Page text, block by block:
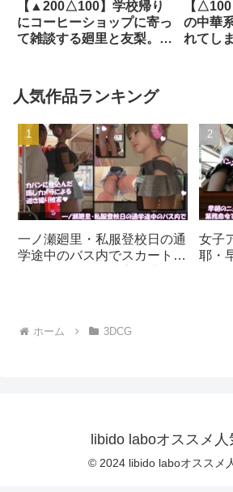
【▲200△100】学校帰り
にコーヒーショップに寄っ
て雑談する廻里と友梨。
d_306573│ Libido-Labo
【
の中華
れてし
人気作品ランキング
一ノ瀬廻里・私服登校日の通
学途中のバス内でスカート内
女子
耶・
ホーム 3DCG
libido laboオススメ人
© 2024 libido laboオススメ